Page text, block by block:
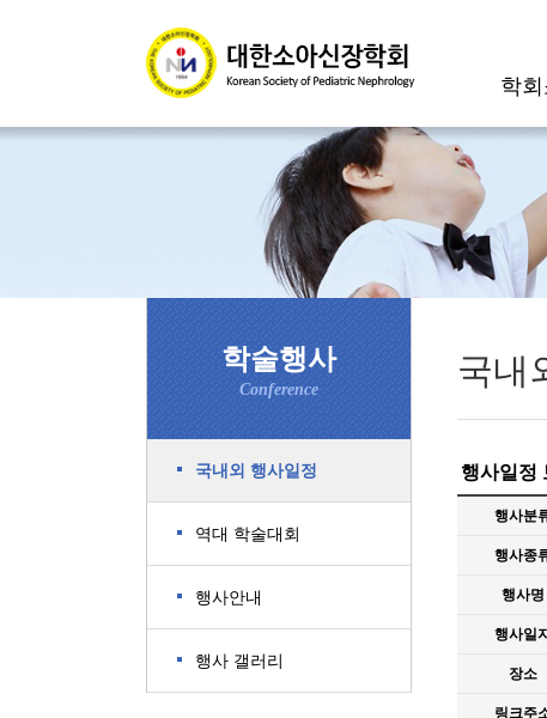
학회
학술행사
Conference
국내외 행사일정
역대 학술대회
행사안내
행사 갤러리
국내
행사일정
행사분
행사종
행사명
행사일
장소
링크주